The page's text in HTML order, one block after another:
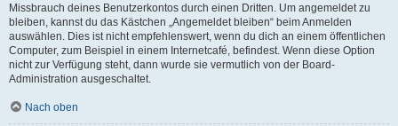
Missbrauch deines Benutzerkontos durch einen Dritten. Um angemeldet zu
bleiben, kannst du das Kästchen „Angemeldet bleiben“ beim Anmelden
auswählen. Dies ist nicht empfehlenswert, wenn du dich an einem öffentlichen
Computer, zum Beispiel in einem Internetcafé, befindest. Wenn diese Option
nicht zur Verfügung steht, dann wurde sie vermutlich von der Board-
Administration ausgeschaltet.
Nach oben